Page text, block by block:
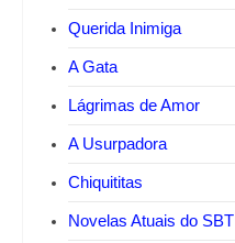
Querida Inimiga
A Gata
Lágrimas de Amor
A Usurpadora
Chiquititas
Novelas Atuais do SBT